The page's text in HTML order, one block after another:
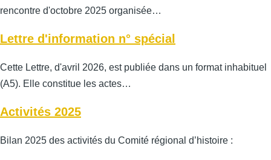
rencontre d'octobre 2025 organisée…
Lettre d'information n° spécial
Cette Lettre, d'avril 2026, est publiée dans un format inhabituel
(A5). Elle constitue les actes…
Activités 2025
Bilan 2025 des activités du Comité régional d’histoire :